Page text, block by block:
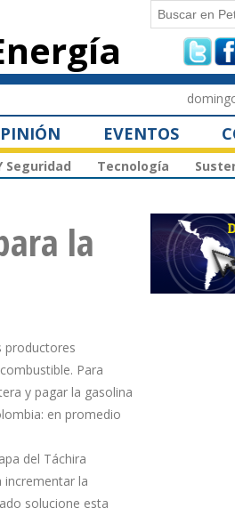
Buscar
EVENTOS
Seguridad Tecnología
la
productores
Para
y pagar la gasolina
en promedio
del Táchira
incrementar la
solucione esta